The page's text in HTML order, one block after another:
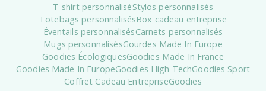
T-shirt personnaliséStylos personnalisés
Totebags personnalisésBox cadeau entreprise
Éventails personnalisésCarnets personnalisés
Mugs personnalisésGourdes Made In Europe
Goodies ÉcologiquesGoodies Made In France
Goodies Made In EuropeGoodies High TechGoodies Sport
Coffret Cadeau EntrepriseGoodies